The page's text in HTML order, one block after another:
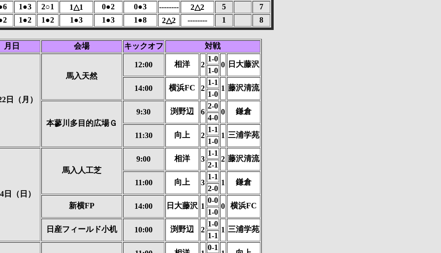
1●3 2○1 1△1 0●2 0●3 -------- 2△2 5
7
1●2 1●2 1●3 1●3 1●8 2△2 -------- 1 8
月日 会場 キックオフ 対戦
日（月）
馬入天然
12:00 相洋 2
1-0
0 日大藤沢
1-0
14:00 横浜FC 2
1-1
1 藤沢清流
1-0
本蓼川多目的広場Ｇ
9:30 渕野辺 6
2-0
0 鎌倉
4-0
11:30 向上 2
1-1
1 三浦学苑
1-0
日（日）
馬入人工芝
9:00 相洋 3
1-1
2 藤沢清流
2-1
11:00 向上 3
1-1
1 鎌倉
2-0
新横FP 14:00 日大藤沢 1
0-0
0 横浜FC
1-0
日産フィールド小机 10:00 渕野辺 2
1-0
1 三浦学苑
1-1
0-1